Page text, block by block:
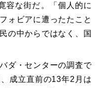
容な街だ。「個人的に
ォビアに遭ったたこと
の中からではなく、国
ダ・センターの調査で
成立直前の13年2月は